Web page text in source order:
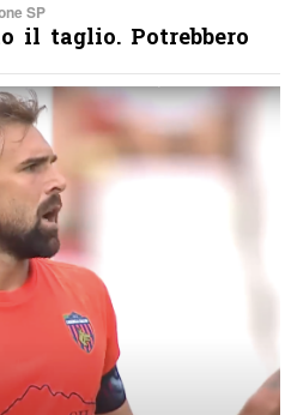
SP
il taglio. Potrebbero